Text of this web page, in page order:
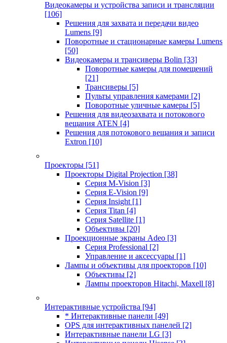
Видеокамеры и устройства записи и трансляции
[106]
Решения для захвата и передачи видео
Lumens [9]
Поворотные и стационарные камеры Lumens
[50]
Видеокамеры и трансиверы Bolin [33]
Поворотные камеры для помещений
[21]
Трансиверы [5]
Пульты управления камерами [2]
Поворотные уличные камеры [5]
Решения для видеозахвата и потокового
вещания ATEN [4]
Решения для потокового вещания и записи
Extron [10]
Проекторы [51]
Проекторы Digital Projection [38]
Серия M-Vision [3]
Серия E-Vision [9]
Серия Insight [1]
Серия Titan [4]
Серия Satellite [1]
Объективы [20]
Проекционные экраны Adeo [3]
Серия Professional [2]
Управление и аксессуары [1]
Лампы и объективы для проекторов [10]
Объективы [2]
Лампы проекторов Hitachi, Maxell [8]
Интерактивные устройства [94]
* Интерактивные панели [49]
OPS для интерактивных панелей [2]
Интерактивные панели LG [3]